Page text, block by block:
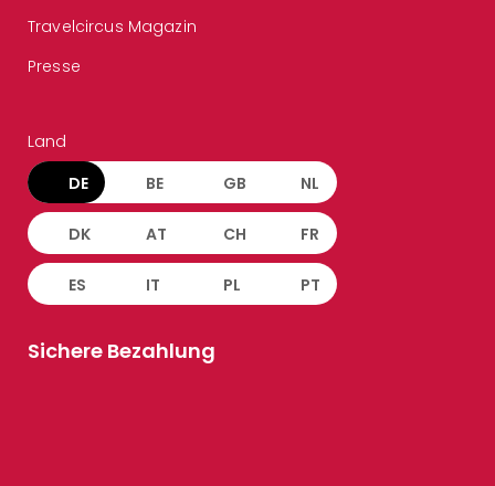
Travelcircus Magazin
Presse
Land
DE BE GB NL
DK AT CH FR
ES IT PL PT
Sichere Bezahlung